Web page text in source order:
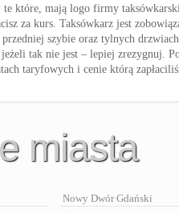
które, mają logo firmy
za kurs. Taksówkarz jest
szybie oraz tylnych
tak nie jest – lepiej zrezygnuj.
taryfowych i cenie którą
miasta
Nowy Dwór Gdański